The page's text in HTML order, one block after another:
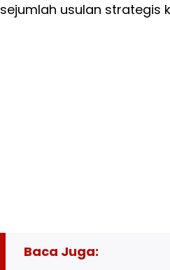
sejumlah usulan strategis
Baca Juga: